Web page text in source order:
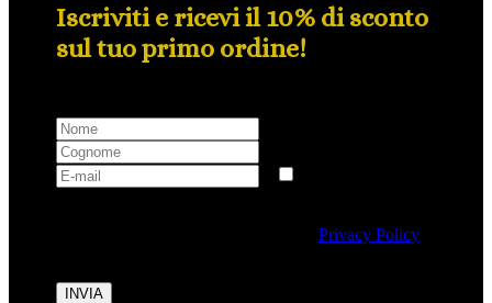
Iscriviti e ricevi il 10% di sconto
sul tuo primo ordine!
dei dati personali conformemente allaPrivacy Policy
INVIA